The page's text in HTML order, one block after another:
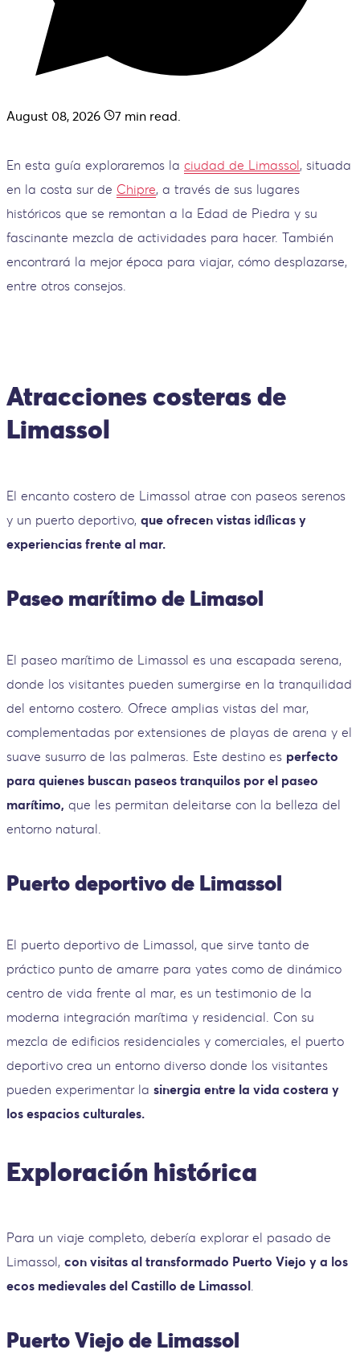
August 08, 2026 7 min read.
En esta guía exploraremos la ciudad de Limassol, situada
en la costa sur de Chipre, a través de sus lugares
históricos que se remontan a la Edad de Piedra y su
fascinante mezcla de actividades para hacer. También
encontrará la mejor época para viajar, cómo desplazarse,
entre otros consejos.
Atracciones costeras de
Limassol
El encanto costero de Limassol atrae con paseos serenos
y un puerto deportivo, que ofrecen vistas idílicas y
experiencias frente al mar.
Paseo marítimo de Limasol
El paseo marítimo de Limassol es una escapada serena,
donde los visitantes pueden sumergirse en la tranquilidad
del entorno costero. Ofrece amplias vistas del mar,
complementadas por extensiones de playas de arena y el
suave susurro de las palmeras. Este destino es perfecto
para quienes buscan paseos tranquilos por el paseo
marítimo, que les permitan deleitarse con la belleza del
entorno natural.
Puerto deportivo de Limassol
El puerto deportivo de Limassol, que sirve tanto de
práctico punto de amarre para yates como de dinámico
centro de vida frente al mar, es un testimonio de la
moderna integración marítima y residencial. Con su
mezcla de edificios residenciales y comerciales, el puerto
deportivo crea un entorno diverso donde los visitantes
pueden experimentar la sinergia entre la vida costera y
los espacios culturales.
Exploración histórica
Para un viaje completo, debería explorar el pasado de
Limassol, con visitas al transformado Puerto Viejo y a los
ecos medievales del Castillo de Limassol.
Puerto Viejo de Limassol